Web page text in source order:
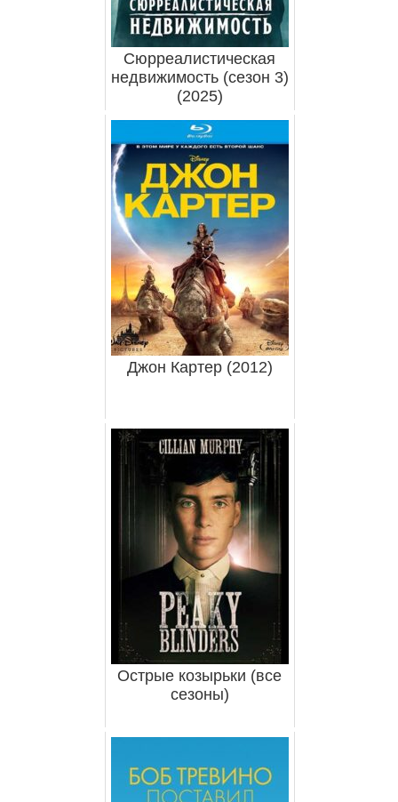
Сюрреалистическая
недвижимость (сезон 3)
(2025)
Джон Картер (2012)
Острые козырьки (все
сезоны)